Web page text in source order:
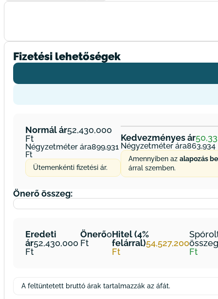
Fizetési lehetőségek
Normál ár52,430,000
Négyzetméter ára899,931
Ütemenkénti fizetési ár.
Kedvezményes ár
Négyzetméter ára863,934
Amennyiben azalapozás
árral szemben.
Önerő összeg:
Eredeti
ár52,430,000
Önerő0Hitel (4%
felárral)54,527,200összeg
A feltüntetett bruttó árak tartalmazzák az áfát.